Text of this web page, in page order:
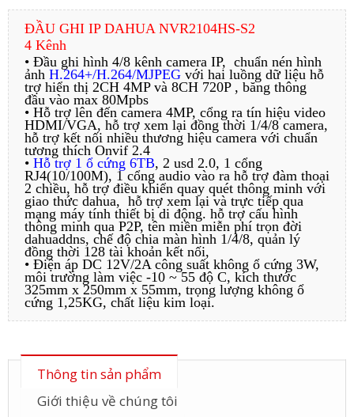
ĐẦU GHI IP DAHUA NVR2104HS-S2
4 Kênh
• Đầu ghi hình 4/8 kênh camera IP, chuẩn nén hình
ảnh H.264+/H.264/MJPEG với hai luồng dữ liệu hỗ
trợ hiển thị 2CH 4MP và 8CH 720P , băng thông
đầu vào max 80Mpbs
• Hỗ trợ lên đến camera 4MP, cổng ra tín hiệu video
HDMI/VGA, hỗ trợ xem lại đồng thời 1/4/8 camera,
hỗ trợ kết nối nhiều thương hiệu camera với chuẩn
tương thích Onvif 2.4
• Hỗ trợ 1 ổ cứng 6TB, 2 usd 2.0, 1 cổng
RJ4(10/100M), 1 cổng audio vào ra hỗ trợ đàm thoại
2 chiều, hỗ trợ điều khiển quay quét thông minh với
giao thức dahua, hỗ trợ xem lại và trực tiếp qua
mạng máy tính thiết bị di động. hỗ trợ cấu hình
thông minh qua P2P, tên miền miễn phí trọn đời
dahuaddns, chế độ chia màn hình 1/4/8, quản lý
đồng thời 128 tài khoản kết nối,
• Điện áp DC 12V/2A công suất không ổ cứng 3W,
môi trường làm việc -10 ~ 55 độ C, kích thước
325mm x 250mm x 55mm, trọng lượng không ổ
cứng 1,25KG, chất liệu kim loại.
Thông tin sản phẩm
Giới thiệu về chúng tôi